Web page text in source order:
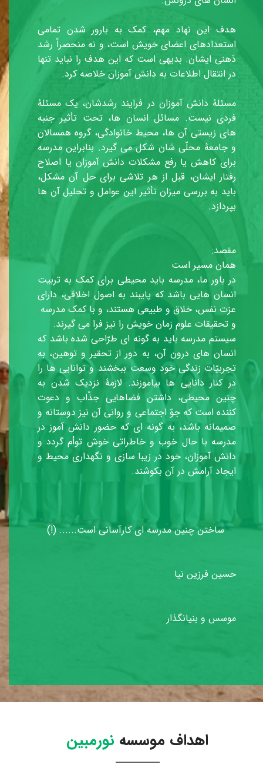
هدف این نهاد مهم، کمک به بارور شدن تمامی
استعدادهای اعضای خویش است، و نه منحصراً رشد
ذهنی ایشان. بدیهی است که این هدف را نباید تنها
در انتقال اطلاعات به دانش آموزان خلاصه کرد.
مسئلۀ دانش آموزان در فرایند رشدشان، یک مسئلۀ
فردی نیست. مسائل انسان ها، تحت تأثیر جنبه
های زیستی آن ها، محیط خانوادگی، گروه همسالان
و جامعۀ محلّی شان شکل می گیرد. بنابراین مدرسه
برای کاهش یا رفع مشکلات دانش آموزان یا اصلاح
رفتار ایشان، قبل از هر تلاشی برای حل آن مشکل،
باید به بررسی میزان تأثیر این عوامل و تحلیل آن ها
بپردازد.
مقصد:
​​​​​​​همان مسیر است
در باور ما، مدرسه باید محیطی برای کمک به تربیت
انسان هایی باشد که پایبند به اصول اخلاقی، دارای
عزت نفس، خلاق و طبیعی هستند، و با کمک مدرسه
و تحقیقات علوم زمان خویش را نیز فرا می گیرند.
سیستم مدرسه باید به گونه ای طرّاحی شده باشد که
انسان های درون آن، به دور از تحقیر و توهین، به
تجربیّات زندگی خود وسعت ببخشند و توانایی ها را
در کنار دانایی ها بیاموزند. لازمۀ نزدیک شدن به
چنین محیطی، داشتن فضاهایی جذّاب و دعوت
کننده است که جوّ اجتماعی و روانی آن نیز دوستانه و
صمیمانه باشد، به گونه ای که حضور دانش آموز در
مدرسه با حال خوب و خاطراتی خوش توأم گردد و
دانش آموزان، خود در زیبا سازی و نگهداری محیط و
ایجاد آرامش در آن بکوشند.
ساختن چنین مدرسه ای کارآسانی است...... (!)
حسین فرزین نیا
موسس و بنیانگذار
اهداف موسسه نورمبین